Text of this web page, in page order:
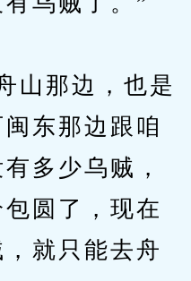
那边，也是
东那边跟咱
多少乌贼，
圆了，现在
就只能去舟